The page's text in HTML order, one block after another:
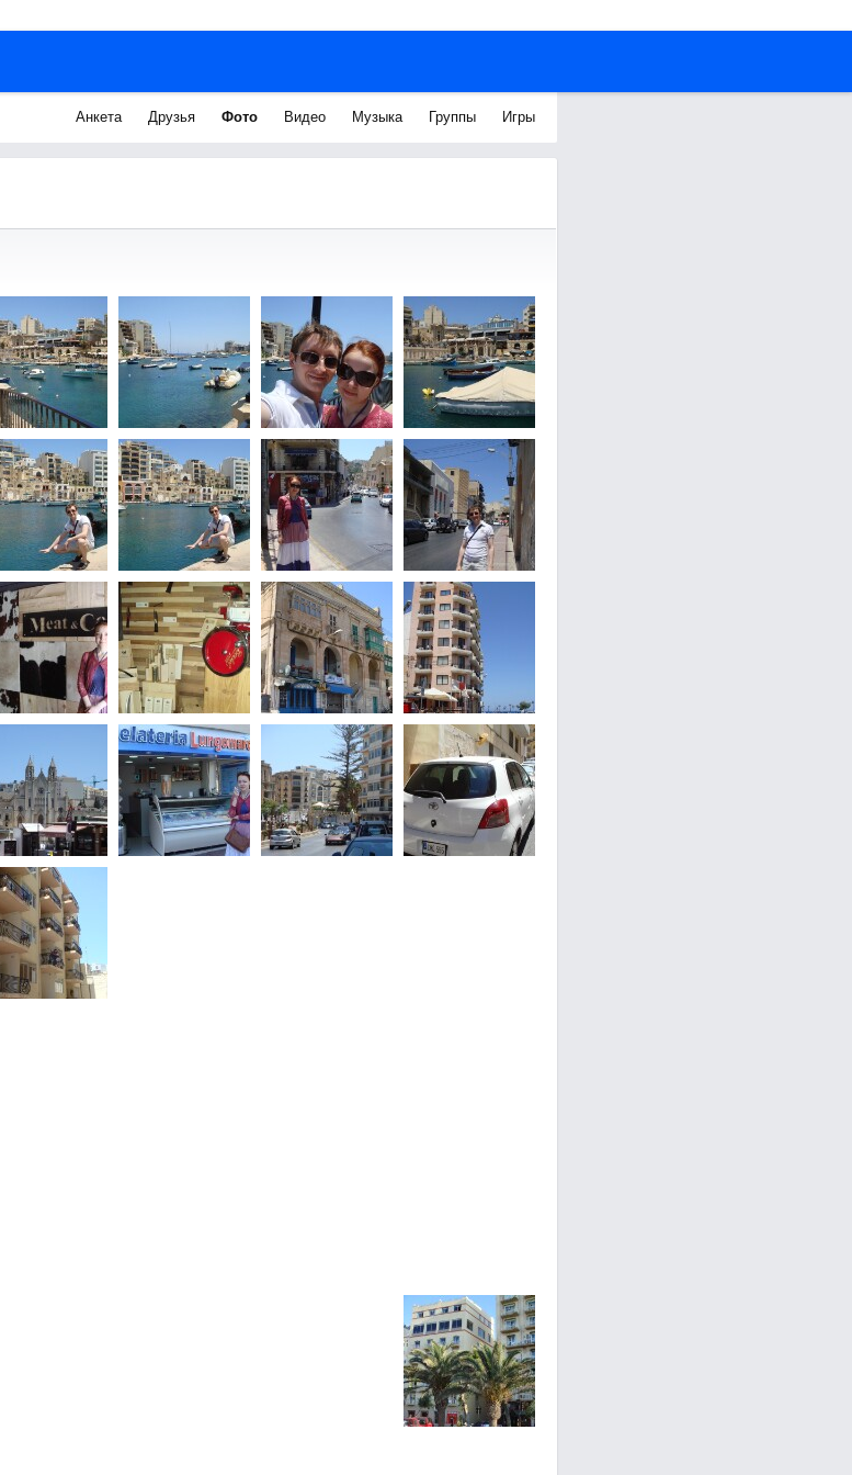
Анкета Друзья Фото Видео Музыка Группы Игры